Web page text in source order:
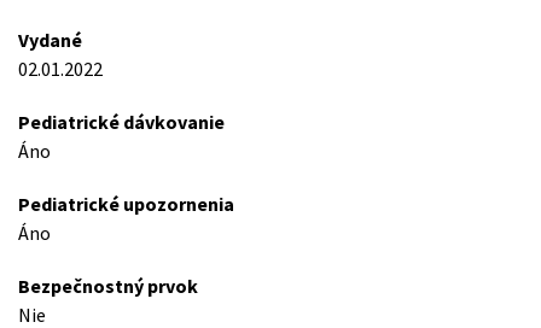
Vydané
02.01.2022
Pediatrické dávkovanie
Áno
Pediatrické upozornenia
Áno
Bezpečnostný prvok
Nie